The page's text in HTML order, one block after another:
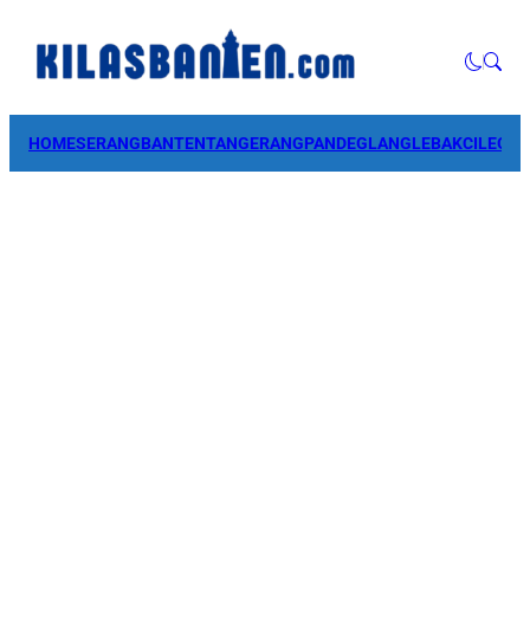
HOMESERANGBANTENTANGERANGPANDEGLANGLEBAK